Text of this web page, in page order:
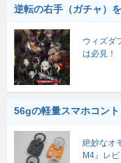
逆転の右手（ガチャ）
ウィズダ
は必見！
56gの軽量スマホコン
絶妙なオ
M4』レ